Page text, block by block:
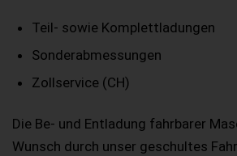
Teil- sowie Komplettladungen
Sonderabmessungen
Zollservice (CH)
Die Be- und Entladung fahrbarer
Wunsch durch unser geschultes